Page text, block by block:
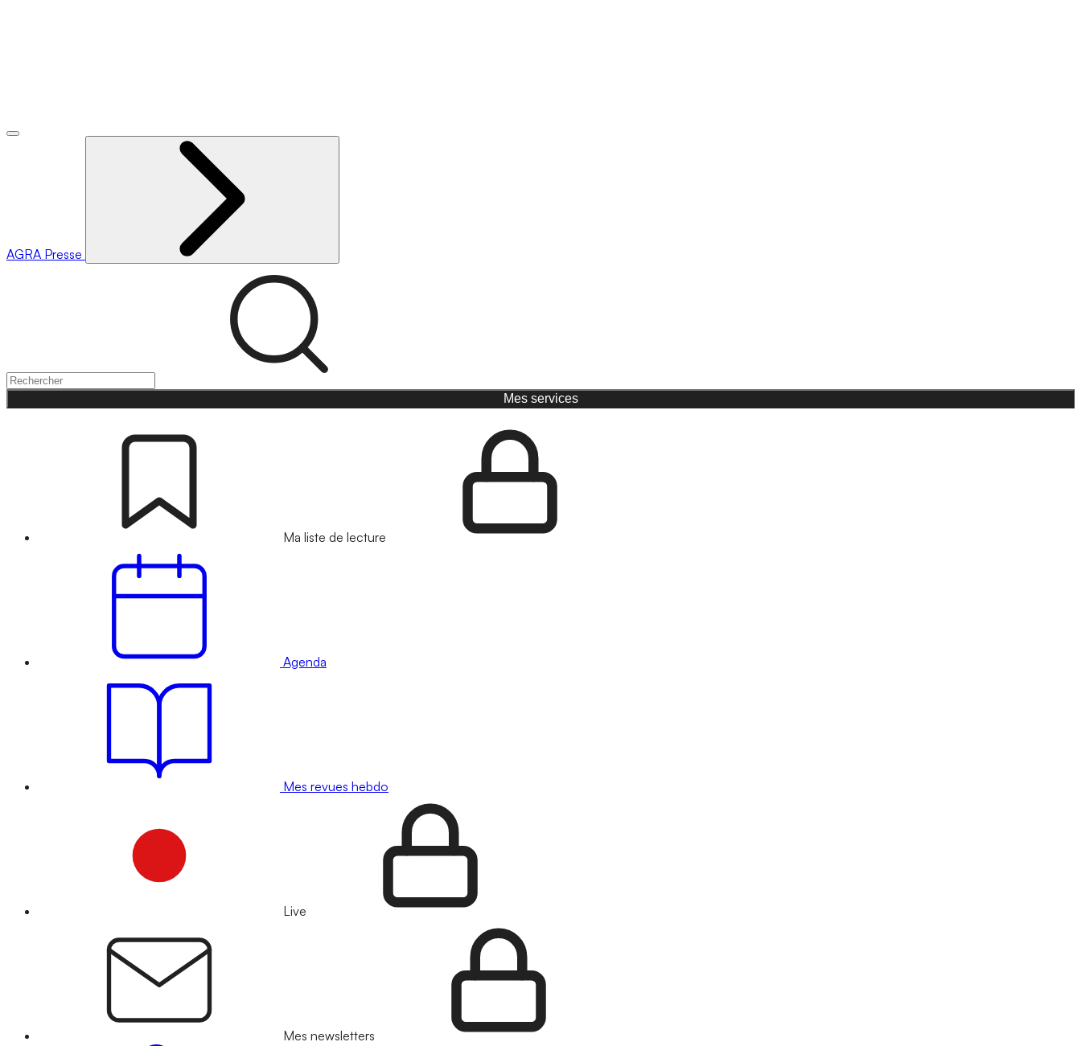
AGRA Presse
Mes services
Ma liste de lecture
Agenda
Mes revues hebdo
Live
Mes newsletters